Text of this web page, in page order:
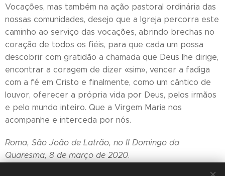
Vocações, mas também na ação pastoral ordinária das
nossas comunidades, desejo que a Igreja percorra este
caminho ao serviço das vocações, abrindo brechas no
coração de todos os fiéis, para que cada um possa
descobrir com gratidão a chamada que Deus lhe dirige,
encontrar a coragem de dizer «sim», vencer a fadiga
com a fé em Cristo e finalmente, como um cântico de
louvor, oferecer a própria vida por Deus, pelos irmãos
e pelo mundo inteiro. Que a Virgem Maria nos
acompanhe e interceda por nós.
Roma, São João de Latrão, no II Domingo da
Quaresma, 8 de março de 2020.